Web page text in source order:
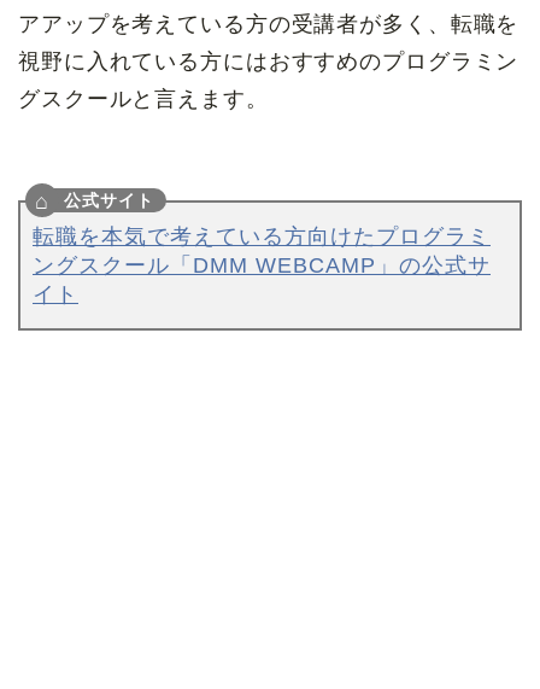
アアップを考えている方の受講者が多く、転職を
視野に入れている方にはおすすめのプログラミン
グスクールと言えます。
転職を本気で考えている方向けたプログラミ
ングスクール「DMM WEBCAMP」の公式サ
イト